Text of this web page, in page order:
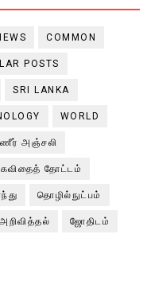
COMMON
POSTS
SRI LANKA
WORLD
அஞ்சலி
கவிதைத் தோட்டம்
தொழில்நுட்பம்
ஜோதிடம்